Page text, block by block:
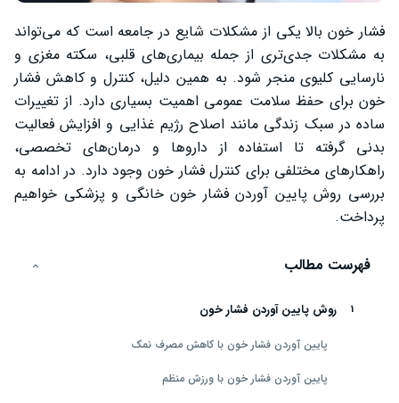
فشار خون بالا یکی از مشکلات شایع در جامعه است که می‌تواند
به مشکلات جدی‌تری از جمله بیماری‌های قلبی، سکته مغزی و
نارسایی کلیوی منجر شود. به همین دلیل، کنترل و کاهش فشار
خون برای حفظ سلامت عمومی اهمیت بسیاری دارد. از تغییرات
ساده در سبک زندگی مانند اصلاح رژیم غذایی و افزایش فعالیت
بدنی گرفته تا استفاده از داروها و درمان‌های تخصصی،
راهکارهای مختلفی برای کنترل فشار خون وجود دارد. در ادامه به
بررسی روش پایین آوردن فشار خون خانگی و پزشکی خواهیم
پرداخت.
فهرست مطالب
روش پایین آوردن فشار خون
پایین آوردن فشار خون با کاهش مصرف نمک
پایین آوردن فشار خون با ورزش منظم